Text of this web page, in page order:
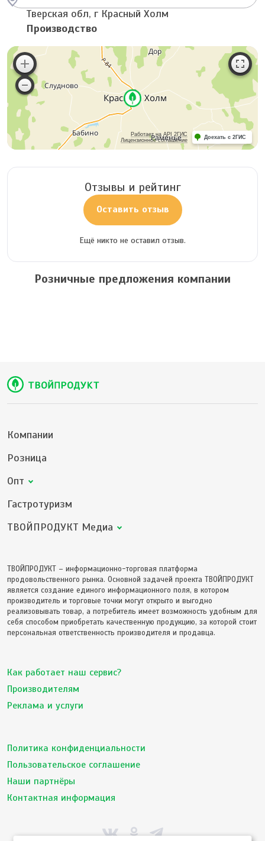
Тверская обл, г Красный Холм
Производство
Работает на API 2ГИС
Лицензионное соглашение
Доехать с 2ГИС
Отзывы и рейтинг
Оставить отзыв
Ещё никто не оставил отзыв.
Розничные предложения компании
Компании
Розница
Опт
Гастротуризм
ТВОЙПРОДУКТ Медиа
ТВОЙПРОДУКТ – информационно-торговая платформа
продовольственного рынка. Основной задачей проекта ТВОЙПРОДУКТ
является создание единого информационного поля, в котором
производитель и торговые точки могут открыто и выгодно
реализовывать товар, а потребитель имеет возможность удобным для
себя способом приобретать качественную продукцию, за которой стоит
персональная ответственность производителя и продавца.
Как работает наш сервис?
Производителям
Реклама и услуги
Политика конфиденциальности
Пользовательское соглашение
Наши партнёры
Контактная информация